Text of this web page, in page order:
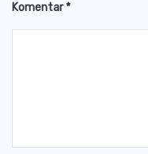
Komentar*